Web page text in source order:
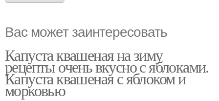
Вас может заинтересовать
Капуста квашеная на зиму
рецепты очень вкусно с яблоками.
Капуста квашеная с яблоком и
морковью